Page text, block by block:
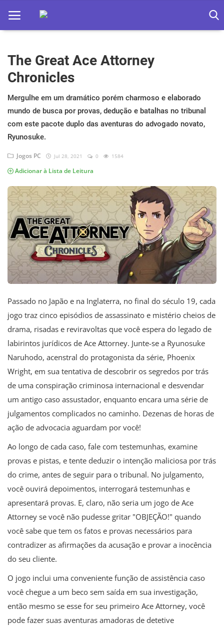
Home
Apps
Ebooks
Games
Música
Jogos hoje na TV
The Great Ace Attorney
Chronicles
Mergulhe em um dramático porém charmoso e elaborado
mundo de busca por provas, dedução e batalhas no tribunal
com este pacote duplo das aventuras do advogado novato,
Ryunosuke.
Jogos PC Jul 28, 2021 0 1584
Adicionar à Lista de Leitura
Passado no Japão e na Inglaterra, no final do século 19, cada
jogo traz cinco episódios de assassinato e mistério cheios de
drama, risadas e reviravoltas que você espera do legado de
labirintos jurídicos de Ace Attorney. Junte-se a Ryunosuke
Naruhodo, acenstral do protagonista da série, Phoenix
Wright, em sua tentativa de descobrir os segredos por trás
de uma conspiração criminosa internacional e desvendar
um antigo caso assustador, enquanto encara uma série de
julgamentos complicados no caminho. Dezenas de horas de
ação de advocacia aguardam por você!
Ao longo de cada caso, fale com testemunhas, examine
provas e pistas, e tente deduzir o intenção maliciosa por trás
do crime, antes de seguir para o tribunal. No julgamento,
você ouvirá depoimentos, interrogará testemunhas e
apresentará provas. E, claro, não seria um jogo de Ace
Attorney se você não pudesse gritar "OBJEÇÃO!" quando
você sabe que tem os fatos e provas necessários para
contradizer as afirmações da acusação e provar a inocência
do seu cliente.
O jogo inclui uma conveniente função de assistência caso
você chegue a um beco sem saída em sua investigação,
então mesmo se esse for seu primeiro Ace Attorney, você
pode fazer suas aventuras amadoras de detetive